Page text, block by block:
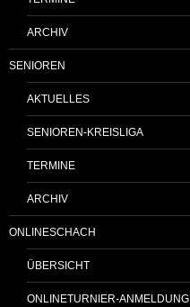
ARCHIV
SENIOREN
AKTUELLES
SENIOREN-KREISLIGA
TERMINE
ARCHIV
ONLINESCHACH
ÜBERSICHT
ONLINETURNIER-ANMELDUNG